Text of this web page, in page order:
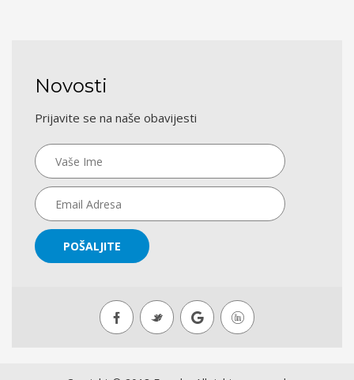
Novosti
Prijavite se na naše obavijesti
POŠALJITE